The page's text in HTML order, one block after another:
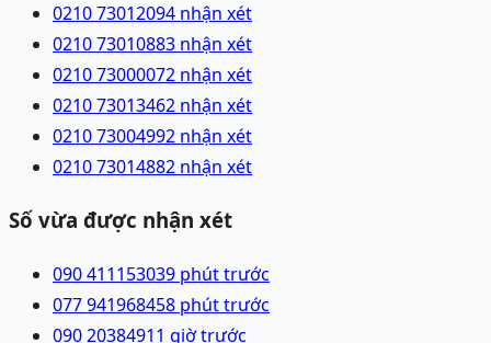
0210 73012094 nhận xét
0210 73010883 nhận xét
0210 73000072 nhận xét
0210 73013462 nhận xét
0210 73004992 nhận xét
0210 73014882 nhận xét
Số vừa được nhận xét
090 411153039 phút trước
077 941968458 phút trước
090 20384911 giờ trước